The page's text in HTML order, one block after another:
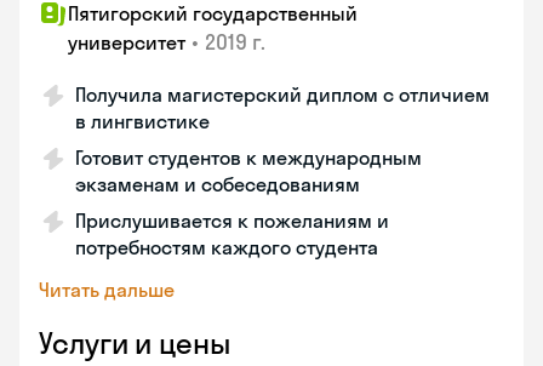
Пятигорский государственный
университет • 2019 г.
Получила магистерский диплом с отличием
в лингвистике
Готовит студентов к международным
экзаменам и собеседованиям
Прислушивается к пожеланиям и
потребностям каждого студента
Читать дальше
Услуги и цены